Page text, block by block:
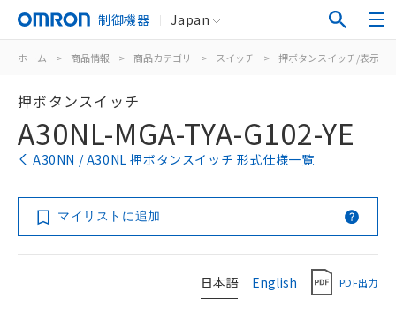
制御機器 Japan
ホーム > 商品情報 > 商品カテゴリ > スイッチ > 押ボタンスイッチ/表示灯
押ボタンスイッチ
A30NL-MGA-TYA-G102-YE
A30NN / A30NL 押ボタンスイッチ 形式仕様一覧
マイリストに追加
日本語 English PDF出力